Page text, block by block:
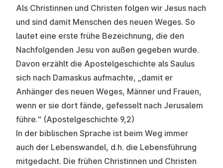
Als Christinnen und Christen folgen wir Jesus nach
und sind damit Menschen des neuen Weges. So
lautet eine erste frühe Bezeichnung, die den
Nachfolgenden Jesu von außen gegeben wurde.
Davon erzählt die Apostelgeschichte als Saulus
sich nach Damaskus aufmachte, „damit er
Anhänger des neuen Weges, Männer und Frauen,
wenn er sie dort fände, gefesselt nach Jerusalem
führe.“ (Apostelgeschichte 9,2)
In der biblischen Sprache ist beim Weg immer
auch der Lebenswandel, d.h. die Lebensführung
mitgedacht. Die frühen Christinnen und Christen